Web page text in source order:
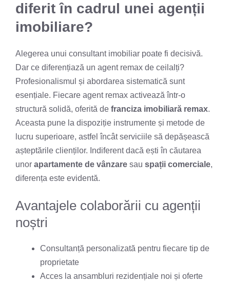
diferit în cadrul unei agenții
imobiliare?
Alegerea unui consultant imobiliar poate fi decisivă.
Dar ce diferențiază un agent remax de ceilalți?
Profesionalismul și abordarea sistematică sunt
esențiale. Fiecare agent remax activează într-o
structură solidă, oferită de franciza imobiliară remax.
Aceasta pune la dispoziție instrumente și metode de
lucru superioare, astfel încât serviciile să depășească
așteptările clienților. Indiferent dacă ești în căutarea
unor apartamente de vânzare sau spații comerciale,
diferența este evidentă.
Avantajele colaborării cu agenții
noștri
Consultanță personalizată pentru fiecare tip de
proprietate
Acces la ansambluri rezidențiale noi și oferte